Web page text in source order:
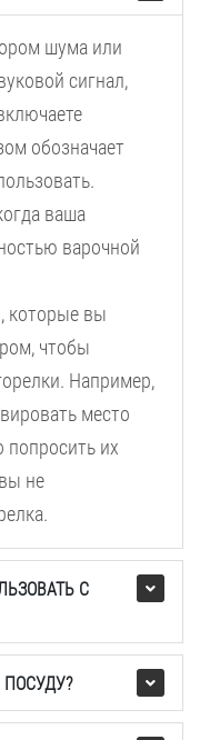
шума или
сигнал,
обозначает
ваша
варочной
которые вы
чтобы
Например,
место
попросить их
не
С